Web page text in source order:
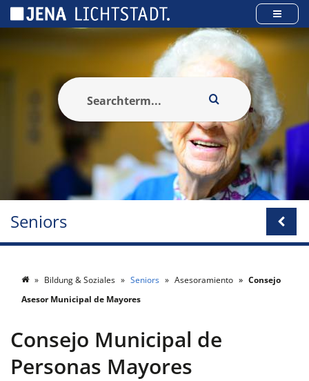
Seniors
Bildung & Soziales Seniors Asesoramiento
Consejo
Asesor Municipal de Mayores
Consejo Municipal de
Personas Mayores
Panel de gestión de cookies